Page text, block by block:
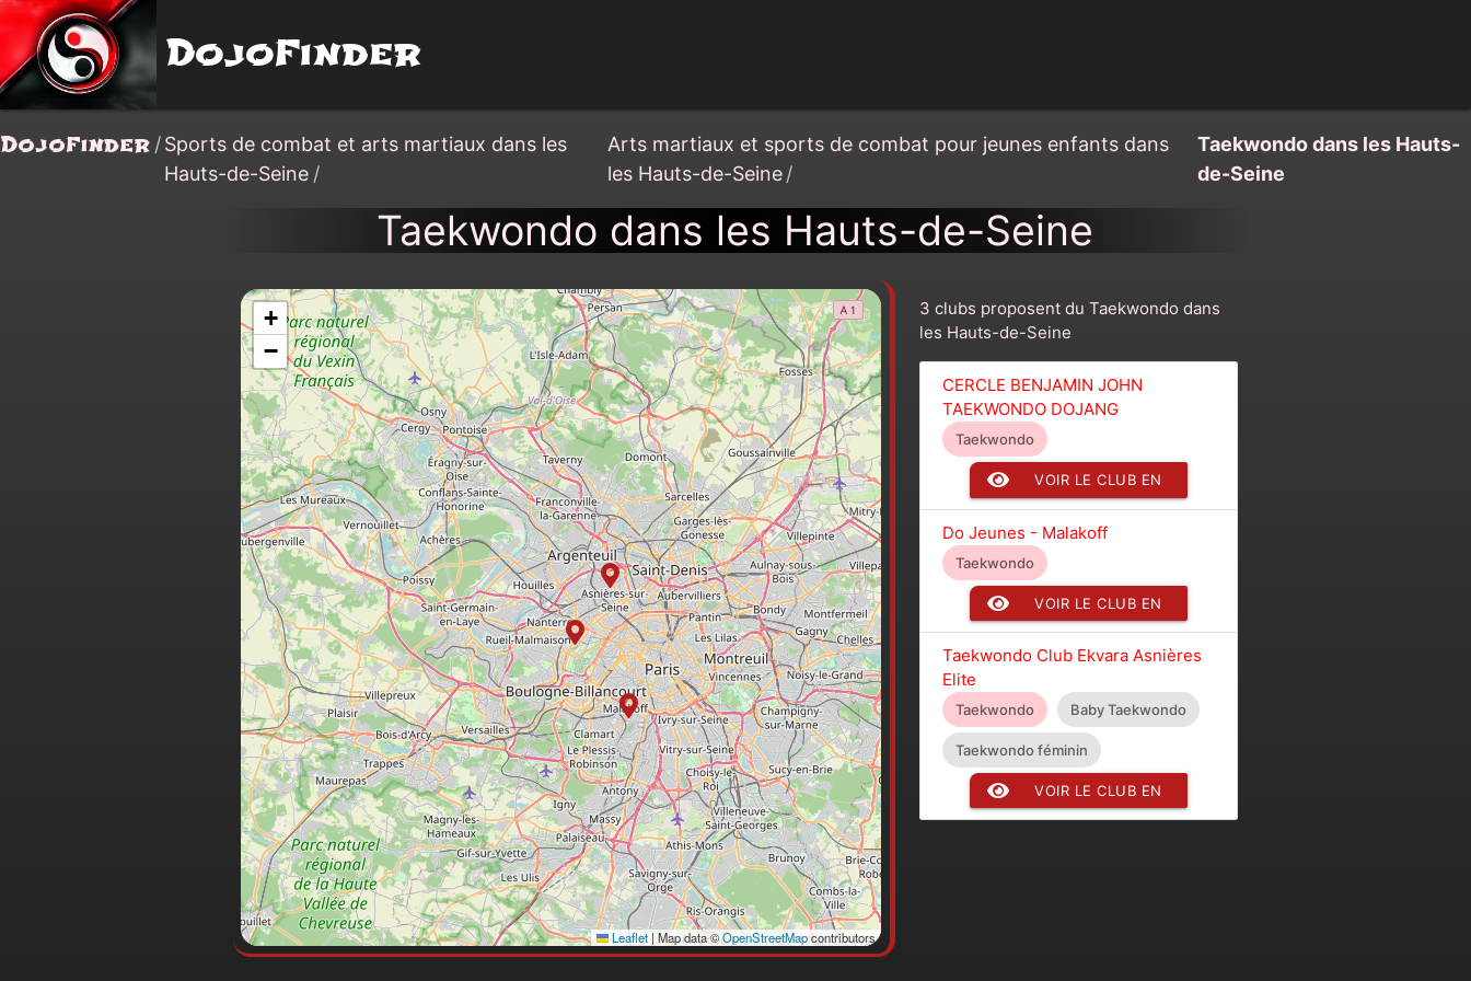
DojoFinder
DojoFinder / Sports de combat et arts martiaux dans les
Hauts-de-Seine /
Arts martiaux et sports de combat pour jeunes enfants dans
les Hauts-de-Seine /
Taekwondo dans les Hauts-
de-Seine
Taekwondo dans les Hauts-de-Seine
+
−
Leaflet | Map data ©OpenStreetMapcontributors
3 clubs proposent du Taekwondo dans
les Hauts-de-Seine
CERCLE BENJAMIN JOHN
TAEKWONDO DOJANG
Taekwondo
VOIR LE CLUB EN
DÉTAIL
Do Jeunes - Malakoff
Taekwondo
VOIR LE CLUB EN
DÉTAIL
Taekwondo Club Ekvara Asnières
Elite
Taekwondo Baby Taekwondo
Taekwondo féminin
VOIR LE CLUB EN
DÉTAIL